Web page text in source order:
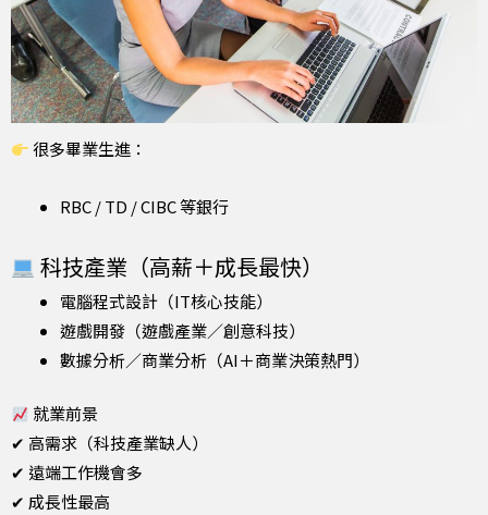
很多畢業生進：
RBC / TD / CIBC 等銀行
科技產業（高薪＋成長最快）
電腦程式設計（IT核心技能）
遊戲開發（遊戲產業／創意科技）
數據分析／商業分析（AI＋商業決策熱門）
就業前景
✔ 高需求（科技產業缺人）
✔ 遠端工作機會多
✔ 成長性最高